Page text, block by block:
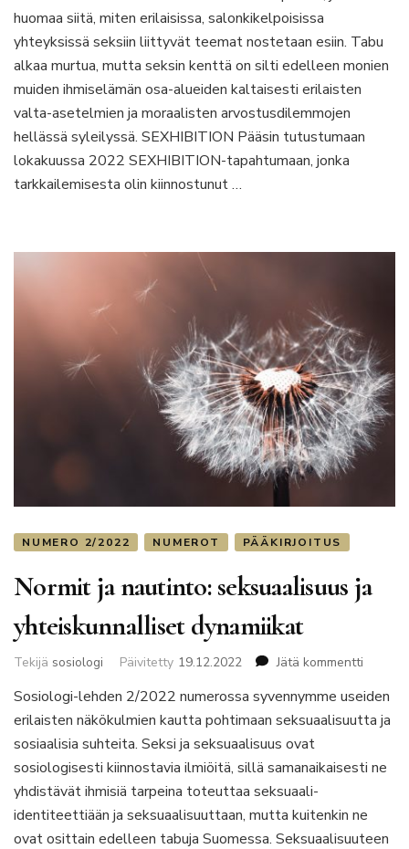
hyvä
seksi
huomaa siitä, miten erilaisissa, salonkikelpoisissa
yhteyksissä seksiin liittyvät teemat nostetaan esiin. Tabu
alkaa murtua, mutta seksin kenttä on silti edelleen monien
muiden ihmiselämän osa-alueiden kaltaisesti erilaisten
valta-asetelmien ja moraalisten arvostusdilemmojen
hellässä syleilyssä. SEXHIBITION Pääsin tutustumaan
lokakuussa 2022 SEXHIBITION-tapahtumaan, jonka
tarkkailemisesta olin kiinnostunut …
NUMERO 2/2022 NUMEROT PÄÄKIRJOITUS
Normit ja nautinto: seksuaalisuus ja
yhteiskunnalliset dynamiikat
Tekijä sosiologi Päivitetty 19.12.2022 Jätä kommentti
ja
Sosiologi-lehden 2/2022 numerossa syvennymme useiden
erilaisten näkökulmien kautta pohtimaan seksuaalisuutta ja
sosiaalisia suhteita. Seksi ja seksuaalisuus ovat
sosiologisesti kiinnostavia ilmiöitä, sillä samanaikaisesti ne
yhdistävät ihmisiä tarpeina toteuttaa seksuaali-
identiteettiään ja seksuaalisuuttaan, mutta kuitenkin ne
ovat osittain edelleen tabuja Suomessa. Seksuaalisuuteen